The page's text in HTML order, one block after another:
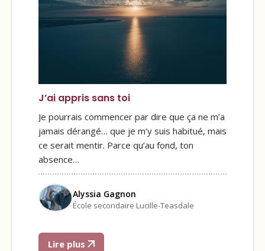
J’ai appris sans toi
Je pourrais commencer par dire que ça ne m’a
jamais dérangé… que je m’y suis habitué, mais
ce serait mentir. Parce qu’au fond, ton
absence…
Alyssia Gagnon
École secondaire Lucille-Teasdale
Lire plus